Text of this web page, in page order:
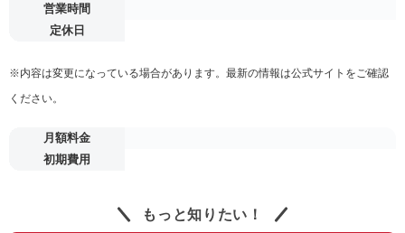
営業時間
定休日
※内容は変更になっている場合があります。最新の情報は公式サイトをご確認
ください。
月額料金
初期費用
もっと知りたい！